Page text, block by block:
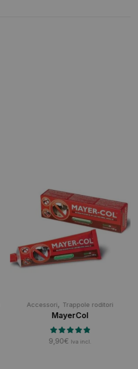
Accessori, Trappole roditori
MayerCol
9,90€ Iva incl.